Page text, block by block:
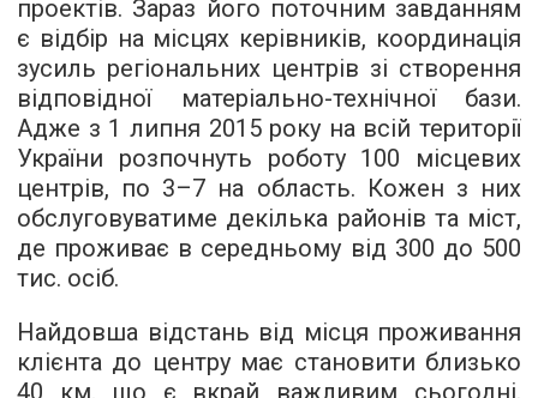
проектів. Зараз його поточним завданням
є відбір на місцях керівників, координація
зусиль регіональних центрів зі створення
відповідної матеріально-технічної бази.
Адже з 1 липня 2015 року на всій території
України розпочнуть роботу 100 місцевих
центрів, по 3–7 на область. Кожен з них
обслуговуватиме декілька районів та міст,
де проживає в середньому від 300 до 500
тис. осіб.
Найдовша відстань від місця проживання
клієнта до центру має становити близько
40 км, що є вкрай важливим сьогодні.